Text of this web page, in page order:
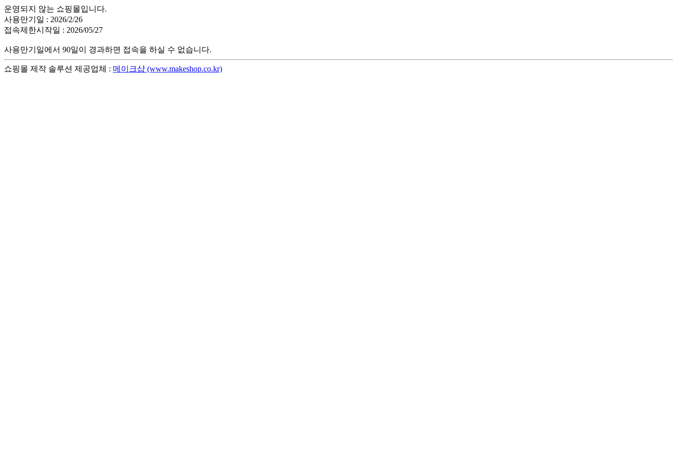
운영되지 않는 쇼핑몰입니다.
사용만기일 : 2026/2/26
접속제한시작일 : 2026/05/27
사용만기일에서 90일이 경과하면 접속을 하실 수 없습니다.
쇼핑몰 제작 솔루션 제공업체 : 메이크샵 (www.makeshop.co.kr)